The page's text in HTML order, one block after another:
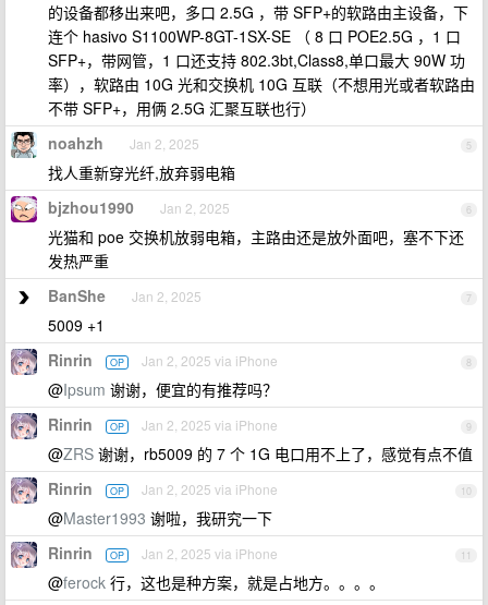
的设备都移出来吧，多口 2.5G ，带 SFP+的软路由主设备，下
连个 hasivo S1100WP-8GT-1SX-SE （ 8 口 POE2.5G ，1 口
SFP+，带网管，1 口还支持 802.3bt,Class8,单口最大 90W 功
率），软路由 10G 光和交换机 10G 互联（不想用光或者软路由
不带 SFP+，用俩 2.5G 汇聚互联也行）
5
noahzh Jan 2, 2025
找人重新穿光纤,放弃弱电箱
6
bjzhou1990 Jan 2, 2025
光猫和 poe 交换机放弱电箱，主路由还是放外面吧，塞不下还
发热严重
7
BanShe Jan 2, 2025
5009 +1
8
Rinrin OP Jan 2, 2025 via iPhone
@Ipsum 谢谢，便宜的有推荐吗？
9
Rinrin OP Jan 2, 2025 via iPhone
@ZRS 谢谢，rb5009 的 7 个 1G 电口用不上了，感觉有点不值
10
Rinrin OP Jan 2, 2025 via iPhone
@Master1993 谢啦，我研究一下
11
Rinrin OP Jan 2, 2025 via iPhone
@ferock 行，这也是种方案，就是占地方。。。。